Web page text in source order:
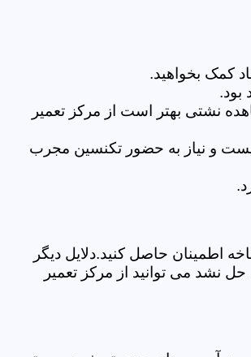
کمک بخواهید.
نشتی بهتر است از مرکز تعمیر
و نیاز به حضور تکنسین مجرب
اطمینان حاصل کنید.دلایل دیگر
نشد می توانید از مرکز تعمیر